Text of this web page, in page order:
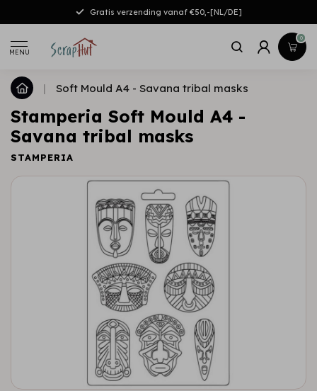
Gratis verzending vanaf €50,-[NL/DE]
MENU
0
| Soft Mould A4 - Savana tribal masks
Stamperia Soft Mould A4 -
Savana tribal masks
STAMPERIA